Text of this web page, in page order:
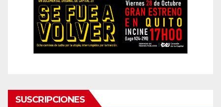
SUSCRIPCIONES